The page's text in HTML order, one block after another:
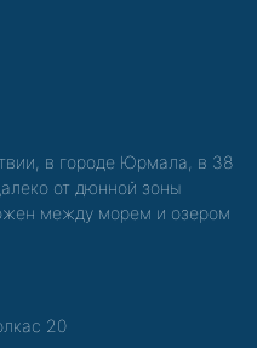
в городе Юрмала, в 38
от дюнной зоны
между морем и озером
20